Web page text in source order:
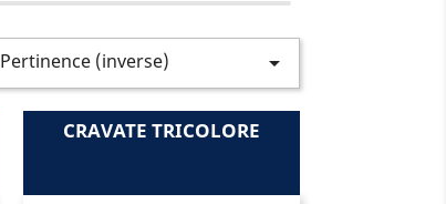
Pertinence (inverse) 
CRAVATE TRICOLORE